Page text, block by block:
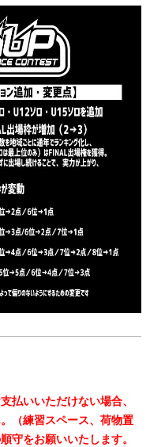
払いいただけない場合、
（練習スペース、荷物置
守をお願いいたします。